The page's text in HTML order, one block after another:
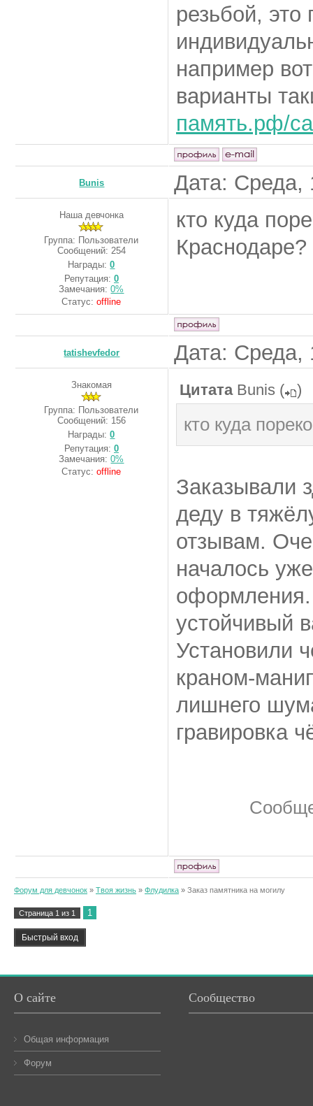
резьбой, это
например
варианты
память.рф/
Bunis Дата:
Наша девчонка
Группа: Пользователи
Сообщений: 254
Награды:0
Репутация: 0
Замечания:0%
Статус:offline
кто куда
Краснодаре?
tatishevfedor Дата:
Знакомая
Группа: Пользователи
Сообщений: 156
Награды:0
Репутация: 0
Замечания:0%
Статус:offline
Цитата Bunis ( )
кто куда
Заказывали
деду в
отзывам.
началось
устойчивый
Установили
краном-
лишнего
гравировка
Форум для девчонок » Твоя жизнь » Флудилка » Заказ памятника на могилу
Страница 1 из 1 1
О сайте
Общая информация
Форум
Сообщество